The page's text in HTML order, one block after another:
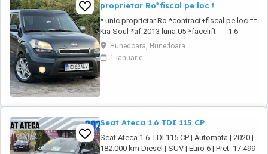
proprietar Ro*fiscal pe loc !
* unic proprietar Ro *contract+fiscal pe loc ==
Kia Soul *af.2013 luna 05 *facelift == 1.6
diesel CRDI 16 valve *unic proprietar pe brif
== auto de nefumator *85 kw 116 cp *euro 5
== km:224.968 *cauciucuri noi de iarna ==
Hunedoara, Hunedoara
1 ianuarie
Seat Ateca 1.6 TDI 115 CP
Seat Ateca 1.6 TDI 115 CP | Automata | 2020 |
182.000 km Diesel | SUV | Euro 6 | Pret: 17.499